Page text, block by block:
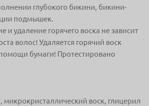
глубокого бикини, бикини-
подмышек.
и удаление горячего воска не зависит
волос! Удаляется горячий воск
бумаги! Протестировано
воск, глицерил